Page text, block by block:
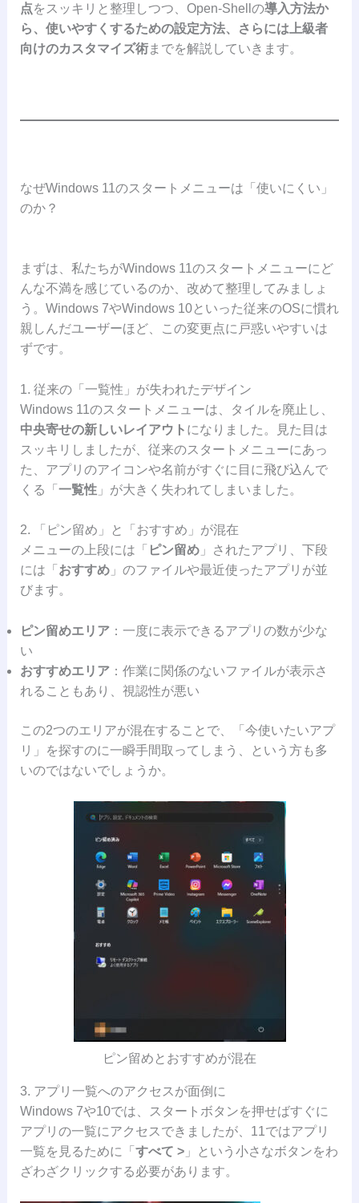
点をスッキリと整理しつつ、Open-Shellの導入方法か
ら、使いやすくするための設定方法、さらには上級者
向けのカスタマイズ術までを解説していきます。
なぜWindows 11のスタートメニューは「使いにくい」
のか？
まずは、私たちがWindows 11のスタートメニューにど
んな不満を感じているのか、改めて整理してみましょ
う。Windows 7やWindows 10といった従来のOSに慣れ
親しんだユーザーほど、この変更点に戸惑いやすいは
ずです。
1. 従来の「一覧性」が失われたデザイン
Windows 11のスタートメニューは、タイルを廃止し、
中央寄せの新しいレイアウト になりました。見た目は
スッキリしましたが、従来のスタートメニューにあっ
た、アプリのアイコンや名前がすぐに目に飛び込んで
くる「 一覧性」が大きく失われてしまいました。
2. 「ピン留め」と「おすすめ」が混在
メニューの上段には「 ピン留め」されたアプリ、下段
には「 おすすめ」のファイルや最近使ったアプリが並
びます。
ピン留めエリア：一度に表示できるアプリの数が少な
い
おすすめエリア：作業に関係のないファイルが表示さ
れることもあり、視認性が悪い
この2つのエリアが混在することで、「今使いたいアプ
リ」を探すのに一瞬手間取ってしまう、という方も多
いのではないでしょうか。
ピン留めとおすすめが混在
3. アプリ一覧へのアクセスが面倒に
Windows 7や10では、スタートボタンを押せばすぐに
アプリの一覧にアクセスできましたが、11ではアプリ
一覧を見るために「 すべて >」という小さなボタンをわ
ざわざクリックする必要があります。